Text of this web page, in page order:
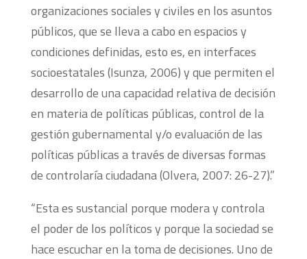
organizaciones sociales y civiles en los asuntos
públicos, que se lleva a cabo en espacios y
condiciones definidas, esto es, en interfaces
socioestatales (Isunza, 2006) y que permiten el
desarrollo de una capacidad relativa de decisión
en materia de políticas públicas, control de la
gestión gubernamental y/o evaluación de las
políticas públicas a través de diversas formas
de controlaría ciudadana (Olvera, 2007: 26-27).”
“Esta es sustancial porque modera y controla
el poder de los políticos y porque la sociedad se
hace escuchar en la toma de decisiones. Uno de